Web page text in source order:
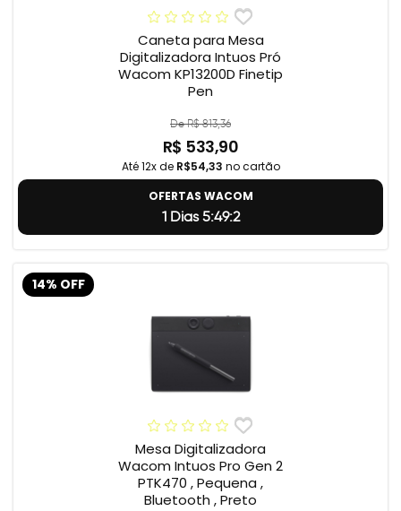
Caneta para Mesa
Digitalizadora Intuos Pró
Wacom KP13200D Finetip
Pen
De R$ 813,36
R$ 533,90
Até 12x de R$54,33 no cartão
OFERTAS WACOM
1 Dias 5:49:2
14% OFF
Mesa Digitalizadora
Wacom Intuos Pro Gen 2
PTK470 , Pequena ,
Bluetooth , Preto